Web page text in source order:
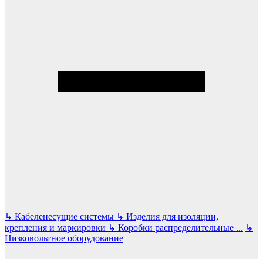
↳ Кабеленесущие системы ↳ Изделия для изоляции,
крепления и маркировки ↳ Коробки распределительные ... ↳
Низковольтное оборудование